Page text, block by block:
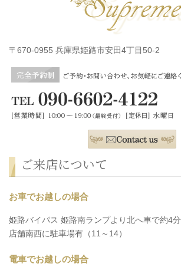
〒670-0955 兵庫県姫路市安田4丁目50-2
ご来店について
お車でお越しの場合
姫路バイパス 姫路南ランプより北へ車で約4分
店舗南西に駐車場有（11～14）
電車でお越しの場合